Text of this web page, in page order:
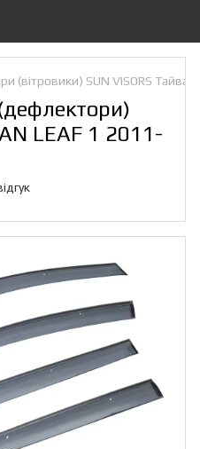
(вітровики) SUN VISORS
LEAF 1 2011-